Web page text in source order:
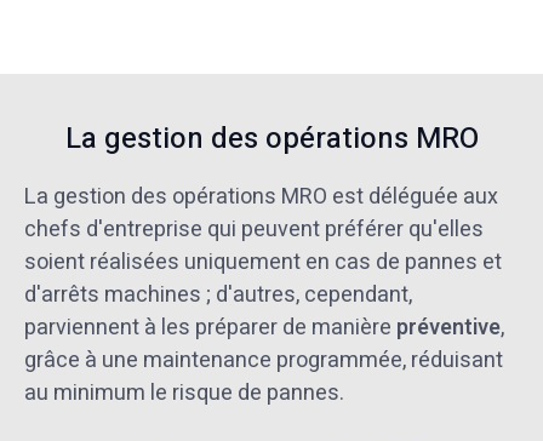
La gestion des opérations MRO
La gestion des opérations MRO est déléguée aux
chefs d'entreprise qui peuvent préférer qu'elles
soient réalisées uniquement en cas de pannes et
d'arrêts machines ; d'autres, cependant,
parviennent à les préparer de manière préventive,
grâce à une maintenance programmée, réduisant
au minimum le risque de pannes.